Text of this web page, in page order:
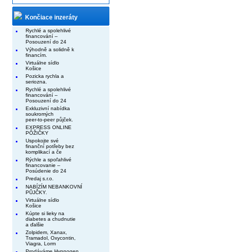
Končiace inzeráty
Rychlé a spolehlivé
financování –
Posouzení do 24
Výhodně a solidně k
financím.
Virtuálne sídlo
Košice
Pozicka rychla a
seriozna.
Rychlé a spolehlivé
financování –
Posouzení do 24
Exkluzivní nabídka
soukromých
peer-to-peer půjček.
EXPRESS ONLINE
PÔŽIČKY
Uspokojte své
finanční potřeby bez
komplikací a če
Rýchle a spoľahlivé
financovanie –
Posúdenie do 24
Predaj s.r.o.
NABÍZÍM NEBANKOVNÍ
PŮJČKY.
Virtuálne sídlo
Košice
Kúpte si lieky na
diabetes a chudnutie
a ďalšie
Zolpidem, Xanax,
Tramadol, Oxycontin,
Viagra, Lorm